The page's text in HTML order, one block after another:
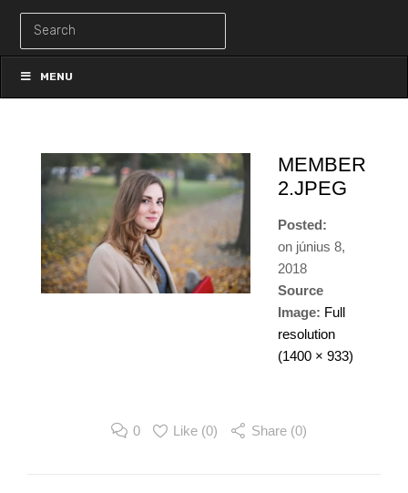
to
contentMENU
MEMBER
2.JPEG
Posted:
on június 8,
2018
Source
Image: Full
resolution
(1400 × 933)
0 Like (0) Share (0)